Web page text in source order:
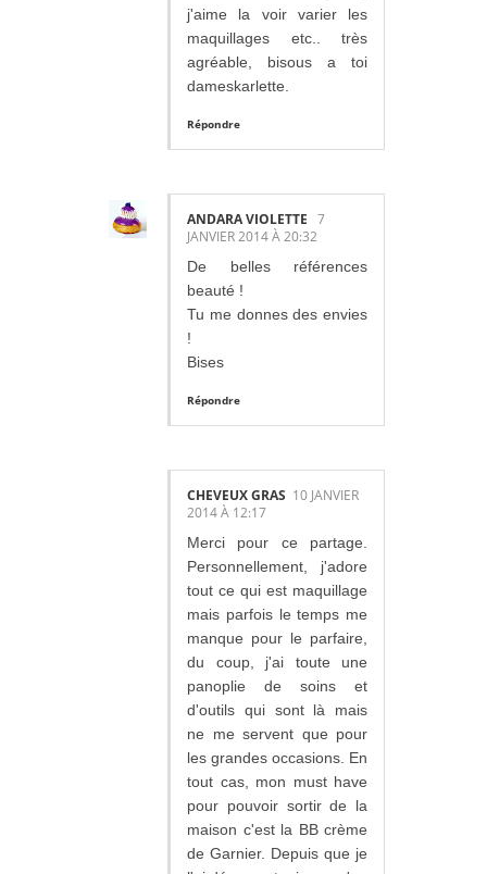
j'aime la voir varier les
maquillages etc.. très
agréable, bisous a toi
dameskarlette.
Répondre
ANDARA VIOLETTE 7
JANVIER 2014 À 20:32
De belles références
beauté !
Tu me donnes des envies
!
Bises
Répondre
CHEVEUX GRAS 10 JANVIER
2014 À 12:17
Merci pour ce partage.
Personnellement, j'adore
tout ce qui est maquillage
mais parfois le temps me
manque pour le parfaire,
du coup, j'ai toute une
panoplie de soins et
d'outils qui sont là mais
ne me servent que pour
les grandes occasions. En
tout cas, mon must have
pour pouvoir sortir de la
maison c'est la BB crème
de Garnier. Depuis que je